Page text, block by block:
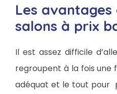
Les avantages
salons à prix
Il est assez difficile
regroupent à la fois une
adéquat et le tout pour